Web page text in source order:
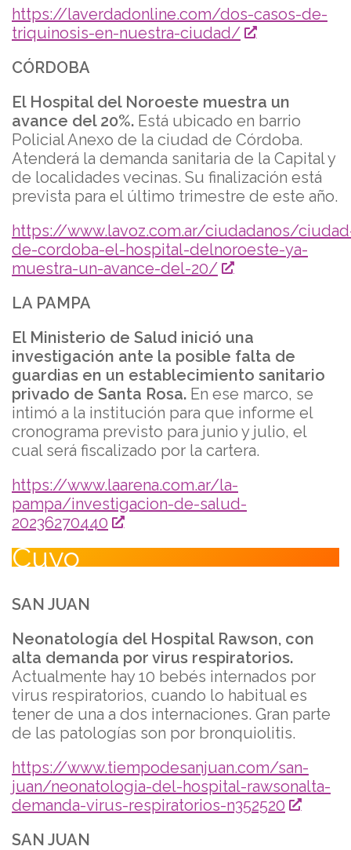
https://laverdadonline.com/dos-casos-de-
triquinosis-en-nuestra-ciudad/
CÓRDOBA
El Hospital del Noroeste muestra un
avance del 20%. Está ubicado en barrio
Policial Anexo de la ciudad de Córdoba.
Atenderá la demanda sanitaria de la Capital y
de localidades vecinas. Su finalización está
prevista para el último trimestre de este año.
https://www.lavoz.com.ar/ciudadanos/
de-cordoba-el-hospital-delnoroeste-ya-
muestra-un-avance-del-20/
LA PAMPA
El Ministerio de Salud inició una
investigación ante la posible falta de
guardias en un establecimiento sanitario
privado de Santa Rosa. En ese marco, se
intimó a la institución para que informe el
cronograma previsto para junio y julio, el
cual será fiscalizado por la cartera.
https://www.laarena.com.ar/la-
pampa/investigacion-de-salud-
20236270440
Cuyo
SAN JUAN
Neonatología del Hospital Rawson, con
alta demanda por virus respiratorios.
Actualmente hay 10 bebés internados por
virus respiratorios, cuando lo habitual es
tener de una a dos internaciones. Gran parte
de las patologías son por bronquiolitis.
https://www.tiempodesanjuan.com/san-
juan/neonatologia-del-hospital-rawsonalta-
demanda-virus-respiratorios-n352520
SAN JUAN